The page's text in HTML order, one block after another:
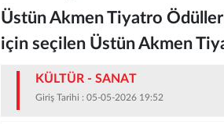
Üstün Akmen Tiyatro
için seçilen Üstün Akmen
KÜLTÜR - SANAT
Giriş Tarihi : 05-05-2026 19:52